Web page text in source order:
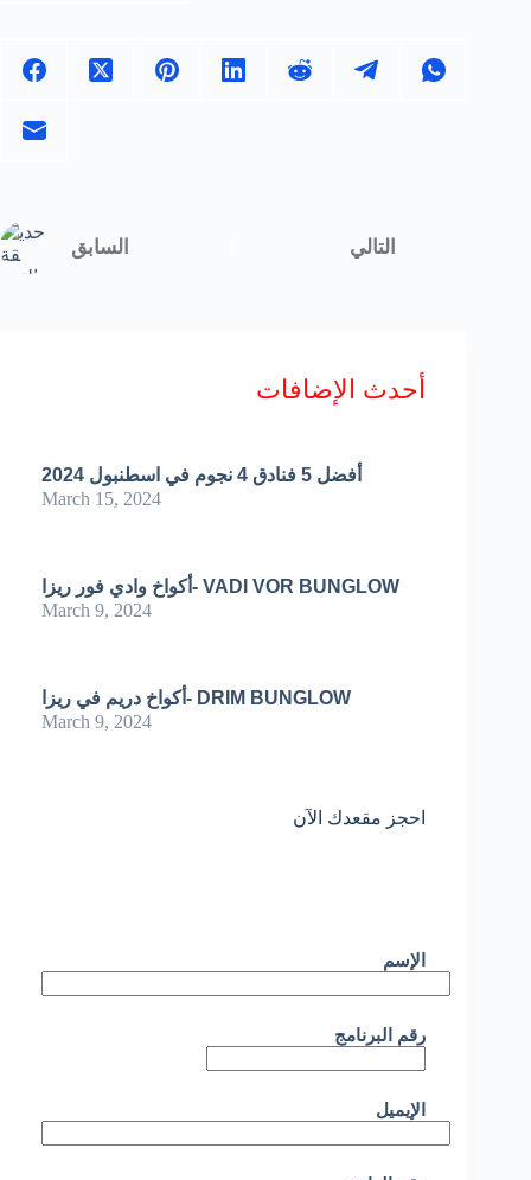
أحدث الإضافات
أفضل 5 فنادق 4 نجوم في اسطنبول 2024
March 15, 2024
أكواخ وادي فور ريزا- VADI VOR BUNGLOW
March 9, 2024
أكواخ دريم في ريزا- DRIM BUNGLOW
March 9, 2024
احجز مقعدك الآن
الإسم
رقم البرنامج
الإيميل